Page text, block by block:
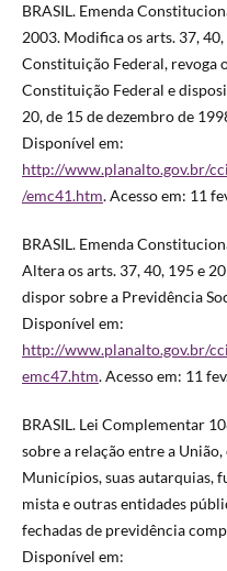
BRASIL. Emenda
2003. Modifica os arts. 37,
Constituição Federal, revoga
Constituição Federal e
20, de 15 de dezembro de
Disponível em:
http://www.planalto.gov.br/
/emc41.htm. Acesso em: 11
BRASIL. Emenda
Altera os arts. 37, 40, 195 e
dispor sobre a Previdência
Disponível em:
http://www.planalto.gov.br/
emc47.htm. Acesso em: 11
BRASIL. Lei Complementar
sobre a relação entre a
Municípios, suas autarquias,
mista e outras entidades
fechadas de previdência
Disponível em: